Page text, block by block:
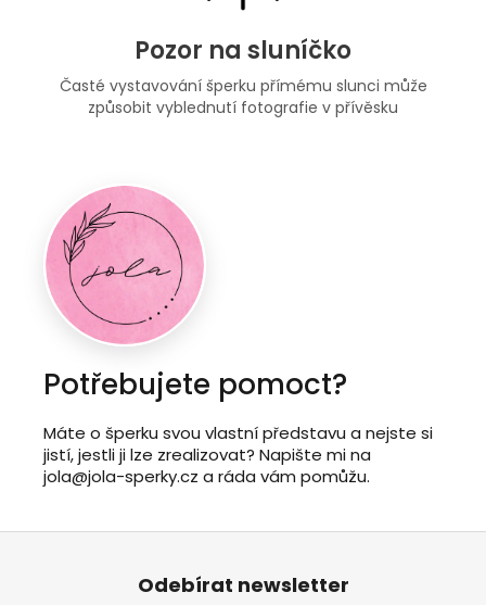
Pozor na sluníčko
Časté vystavování šperku přímému slunci může
způsobit vyblednutí fotografie v přívěsku
Potřebujete pomoct?
Máte o šperku svou vlastní představu a nejste si
jistí, jestli ji lze zrealizovat? Napište mi na
jola@jola-sperky.cz a ráda vám pomůžu.
Odebírat newsletter